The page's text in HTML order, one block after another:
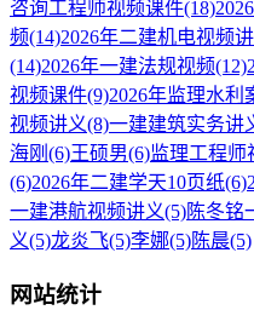
咨询工程师视频课件(18)
频(14)2026年二建机电视频
(14)2026年一建法规视频(12)
视频课件(9)2026年监理水利
视频讲义(8)一建建筑实务讲
海刚 (6)王硕男(6)监理工程师
(6)2026年二建学天10页纸(6)
一建港航视频讲义(5)陈冬铭
义(5)龙炎飞(5)李娜(5)陈晨(5)
网站统计